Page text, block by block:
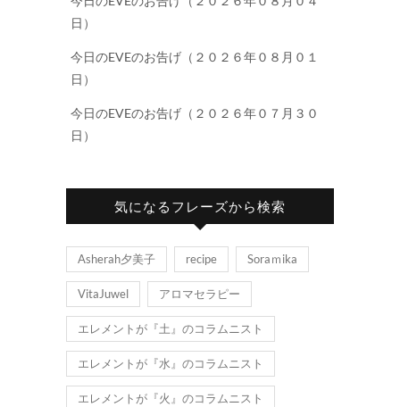
日）
今日のEVEのお告げ（２０２６年０８月０１
日）
今日のEVEのお告げ（２０２６年０７月３０
日）
気になるフレーズから検索
Asherah夕美子 recipe Soraｍika
VitaJuwel アロマセラピー
エレメントが『土』のコラムニスト
エレメントが『水』のコラムニスト
エレメントが『火』のコラムニスト